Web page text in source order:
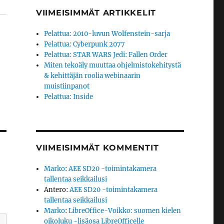
VIIMEISIMMÄT ARTIKKELIT
Pelattua: 2010-luvun Wolfenstein-sarja
Pelattua: Cyberpunk 2077
Pelattua: STAR WARS Jedi: Fallen Order
Miten tekoäly muuttaa ohjelmistokehitystä
& kehittäjän roolia webinaarin
muistiinpanot
Pelattua: Inside
VIIMEISIMMÄT KOMMENTIT
Marko:AEE SD20 -toimintakamera
tallentaa seikkailusi
Antero:AEE SD20 -toimintakamera
tallentaa seikkailusi
Marko:LibreOffice-Voikko: suomen kielen
oikoluku -lisäosa LibreOfficelle